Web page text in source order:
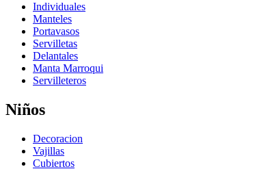
Individuales
Manteles
Portavasos
Servilletas
Delantales
Manta Marroqui
Servilleteros
Niños
Decoracion
Vajillas
Cubiertos